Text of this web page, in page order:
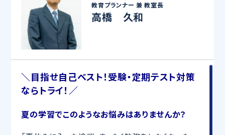
教育プランナー 兼教室長
高橋 久和
＼目指せ自己ベスト！受験・定期テスト対策
ならトライ！／
夏の学習でこのようなお悩みはありませんか？